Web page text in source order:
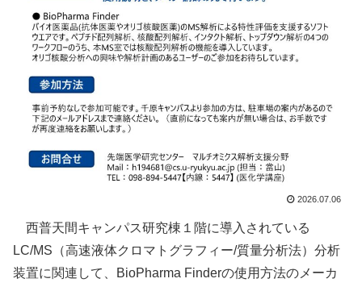
2026.07.06
西普天間キャンパス研究棟１階に導入されている
LC/MS（高速液体クロマトグラフィー/質量分析法）分析
装置に関連して、BioPharma Finderの使用方法のメーカ